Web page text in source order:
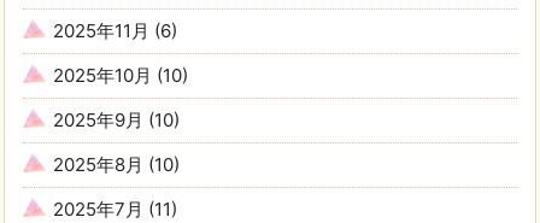
2025年11月 (6)
2025年10月 (10)
2025年9月 (10)
2025年8月 (10)
2025年7月 (11)